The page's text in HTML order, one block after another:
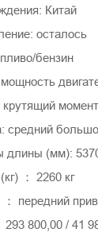
Китай
осталось
бензин
средний
(мм):
： 2260 кг
передний
293 800,00 / 41